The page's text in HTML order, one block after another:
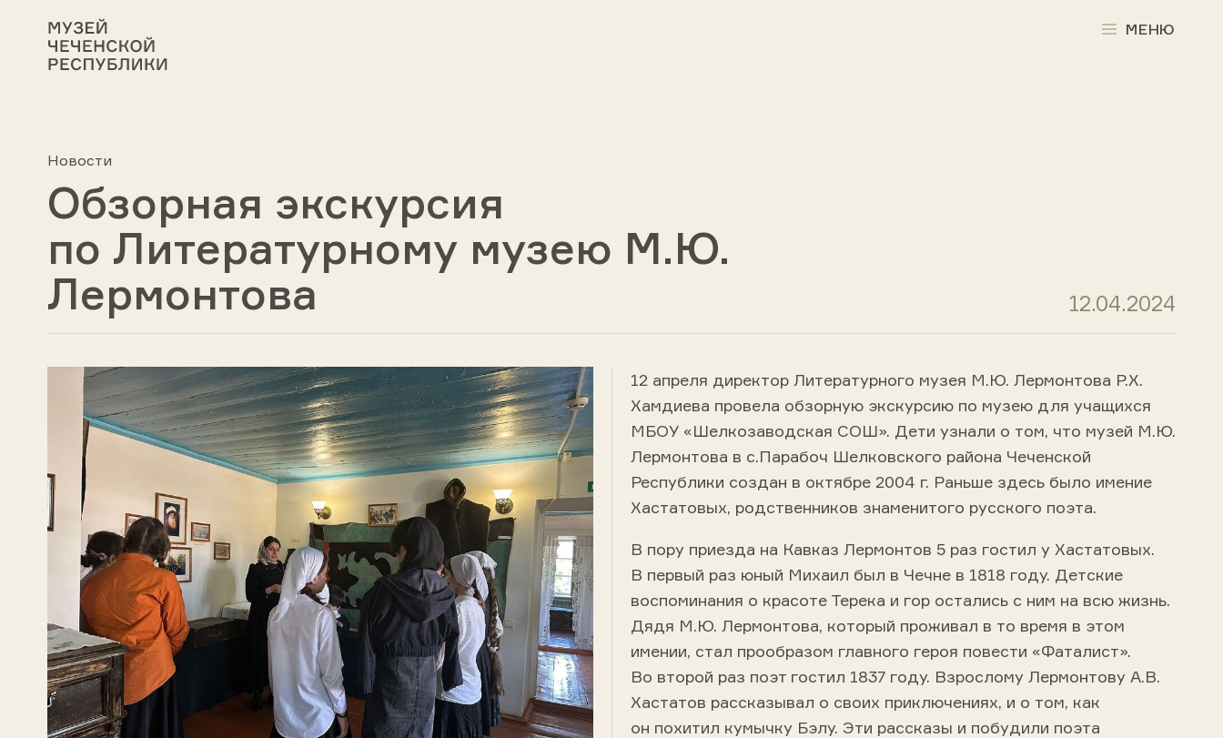
МЕНЮ
Новости
Обзорная экскурсия
по Литературному музею М.Ю.
Лермонтова
12.04.2024
12 апреля директор Литературного музея М.Ю. Лермонтова Р.Х.
Хамдиева провела обзорную экскурсию по музею для учащихся
МБОУ «Шелкозаводская СОШ». Дети узнали о том, что музей М.Ю.
Лермонтова в с.Парабоч Шелковского района Чеченской
Республики создан в октябре 2004 г. Раньше здесь было имение
Хастатовых, родственников знаменитого русского поэта.
В пору приезда на Кавказ Лермонтов 5 раз гостил у Хастатовых.
В первый раз юный Михаил был в Чечне в 1818 году. Детские
воспоминания о красоте Терека и гор остались с ним на всю жизнь.
Дядя М.Ю. Лермонтова, который проживал в то время в этом
имении, стал прообразом главного героя повести «Фаталист».
Во второй раз поэт гостил 1837 году. Взрослому Лермонтову А.В.
Хастатов рассказывал о своих приключениях, и о том, как
он похитил кумычку Бэлу. Эти рассказы и побудили поэта